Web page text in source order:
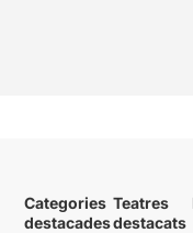
Categories
destacades
Teatres
destacats